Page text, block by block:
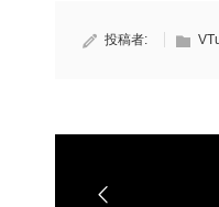
投稿者: